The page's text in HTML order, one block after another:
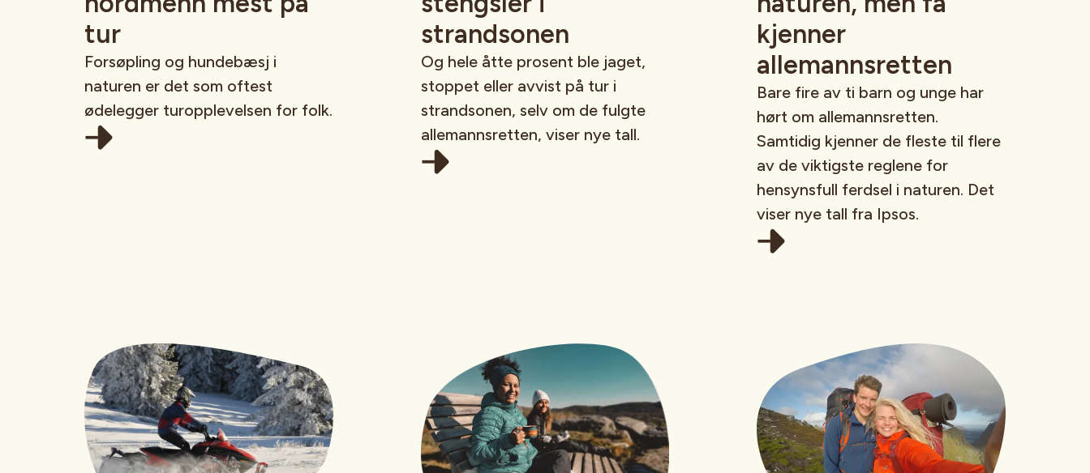
tur
Forsøpling og hundebæsj i
naturen er det som oftest
ødelegger turopplevelsen for folk.
strandsonen
Og hele åtte prosent ble jaget,
stoppet eller avvist på tur i
strandsonen, selv om de fulgte
allemannsretten, viser nye tall.
kjenner
allemannsretten
Bare fire av ti barn og unge har
hørt om allemannsretten.
Samtidig kjenner de fleste til flere
av de viktigste reglene for
hensynsfull ferdsel i naturen. Det
viser nye tall fra Ipsos.